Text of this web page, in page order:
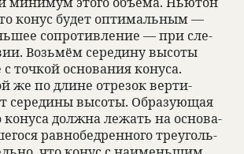
конус будет оптималь­ным —
сопро­тив­ле­ние — при сле­
Возьмём сере­дину высоты
точ­кой осно­ва­ния конуса.
же по длине отре­зок вер­ти­
сере­дины высоты. Обра­зующая
конуса должна лежать на осно­ва­
рав­но­бед­рен­ного тре­уголь­